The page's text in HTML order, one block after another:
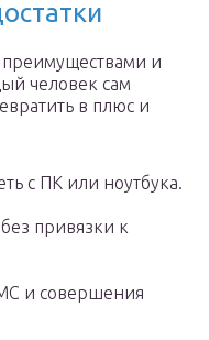
и
человек сам
в плюс и
с ПК или ноутбука.
привязки к
и совершения